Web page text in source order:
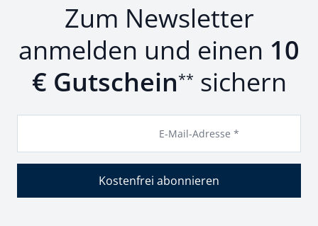
Zum Newsletter
anmelden und einen 10
€ Gutschein** sichern
E-Mail-Adresse *
Kostenfrei abonnieren